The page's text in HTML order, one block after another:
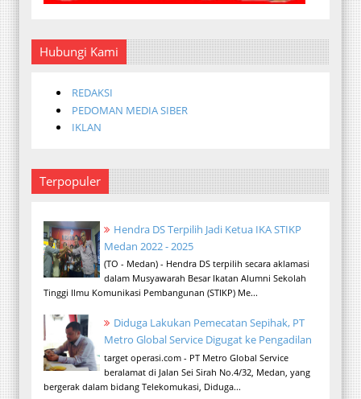
Hubungi Kami
REDAKSI
PEDOMAN MEDIA SIBER
IKLAN
Terpopuler
Hendra DS Terpilih Jadi Ketua IKA STIKP
Medan 2022 - 2025
(TO - Medan) - Hendra DS terpilih secara aklamasi
dalam Musyawarah Besar Ikatan Alumni Sekolah
Tinggi Ilmu Komunikasi Pembangunan (STIKP) Me...
Diduga Lakukan Pemecatan Sepihak, PT
Metro Global Service Digugat ke Pengadilan
target operasi.com - PT Metro Global Service
beralamat di Jalan Sei Sirah No.4/32, Medan, yang
bergerak dalam bidang Telekomukasi, Diduga...